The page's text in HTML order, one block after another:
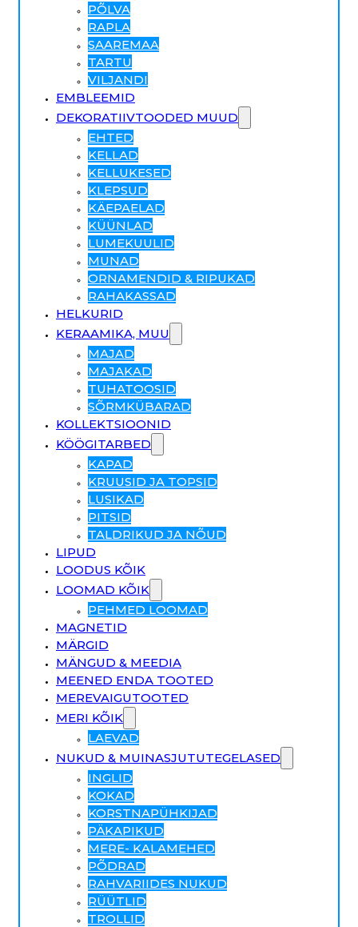
PÕLVA
RAPLA
SAAREMAA
TARTU
VILJANDI
EMBLEEMID
DEKORATIIVTOODED MUUD
EHTED
KELLAD
KELLUKESED
KLEPSUD
KÄEPAELAD
KÜÜNLAD
LUMEKUULID
MUNAD
ORNAMENDID & RIPUKAD
RAHAKASSAD
HELKURID
KERAAMIKA, MUU
MAJAD
MAJAKAD
TUHATOOSID
SÕRMKÜBARAD
KOLLEKTSIOONID
KÖÖGITARBED
KAPAD
KRUUSID JA TOPSID
LUSIKAD
PITSID
TALDRIKUD JA NÕUD
LIPUD
LOODUS KÕIK
LOOMAD KÕIK
PEHMED LOOMAD
MAGNETID
MÄRGID
MÄNGUD & MEEDIA
MEENED ENDA TOOTED
MEREVAIGUTOOTED
MERI KÕIK
LAEVAD
NUKUD & MUINASJUTUTEGELASED
INGLID
KOKAD
KORSTNAPÜHKIJAD
PÄKAPIKUD
MERE- KALAMEHED
PÕDRAD
RAHVARIIDES NUKUD
RÜÜTLID
TROLLID